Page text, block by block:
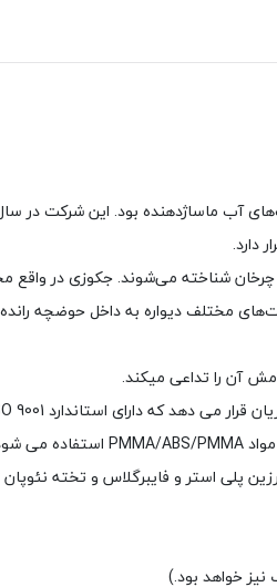
چرخان شناخته می‌شوند. جکوزی در
مختلف دیواره به داخل حوضچه
آن را تداعی میکند.
استر و فایبرگلاس و تخته نئوپان
خواهد بود.)